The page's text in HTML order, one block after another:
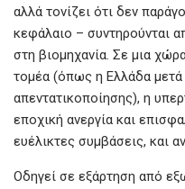
αλλά τονίζει ότι δεν
κεφάλαιο – συντηρούνται
στη βιομηχανία. Σε μια
τομέα (όπως η Ελλάδα μετά
απεντατικοποίησης), η
εποχική ανεργία και
ευέλικτες συμβάσεις, και
Οδηγεί σε εξάρτηση από